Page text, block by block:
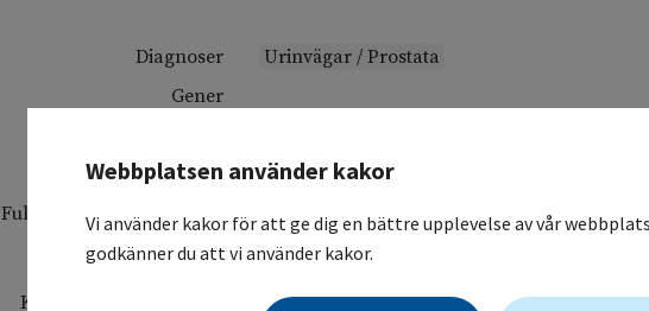
Diagnoser
Urinvägar / Prostata
Gener
Svensk titel
En studie med niraparib i tillägg till
Fullständig protokollstitel
A Phase 3 Randomized, Placebo-
Acetate and Prednisone Versus
Koordinerande sjukhus
Karolinska Universitetssjukhuset /
Webbplatsen använder kakor
Vi använder kakor för att ge dig en bättre upplevelse av vår
godkänner du att vi använder kakor.